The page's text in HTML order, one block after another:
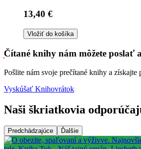
13,40 €
Vložiť do košíka
Čítané knihy nám môžete poslať
Pošlite nám svoje prečítané knihy a získajte
Vyskúšať Knihovrátok
Naši škriatkovia
Predchádzajúce Ďalšie